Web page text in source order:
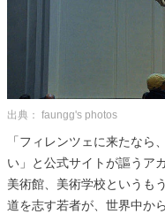
出典： faungg's photos
「フィレンツェに来たなら
い」と公式サイトが謳うア
美術館、美術学校というも
道を志す若者が、世界中か